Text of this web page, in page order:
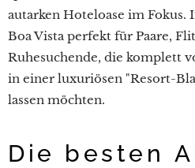
autarken Hoteloase im Fokus.
Boa Vista perfekt für Paare,
Ruhesuchende, die komplett
in einer luxuriösen "Resort-
lassen möchten.
Die besten